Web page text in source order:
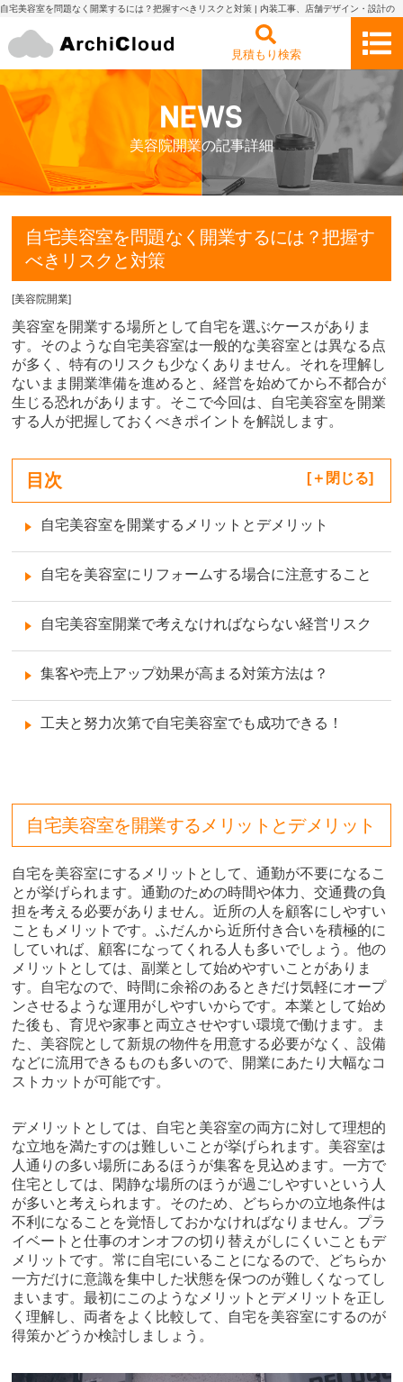
自宅美容室を問題なく開業するには？把握すべきリスクと対策 | 内装工事、店舗デザイン・設計の
見積もり検索
美容院開業の記事詳細
自宅美容室を問題なく開業するには？把握す
べきリスクと対策
[美容院開業]
美容室を開業する場所として自宅を選ぶケースがありま
す。そのような自宅美容室は一般的な美容室とは異なる点
が多く、特有のリスクも少なくありません。それを理解し
ないまま開業準備を進めると、経営を始めてから不都合が
生じる恐れがあります。そこで今回は、自宅美容室を開業
する人が把握しておくべきポイントを解説します。
目次 [ 閉じる]
自宅美容室を開業するメリットとデメリット
自宅を美容室にリフォームする場合に注意すること
自宅美容室開業で考えなければならない経営リスク
集客や売上アップ効果が高まる対策方法は？
工夫と努力次第で自宅美容室でも成功できる！
自宅美容室を開業するメリットとデメリット
自宅を美容室にするメリットとして、通勤が不要になるこ
とが挙げられます。通勤のための時間や体力、交通費の負
担を考える必要がありません。近所の人を顧客にしやすい
こともメリットです。ふだんから近所付き合いを積極的に
していれば、顧客になってくれる人も多いでしょう。他の
メリットとしては、副業として始めやすいことがありま
す。自宅なので、時間に余裕のあるときだけ気軽にオープ
ンさせるような運用がしやすいからです。本業として始め
た後も、育児や家事と両立させやすい環境で働けます。ま
た、美容院として新規の物件を用意する必要がなく、設備
などに流用できるものも多いので、開業にあたり大幅なコ
ストカットが可能です。
デメリットとしては、自宅と美容室の両方に対して理想的
な立地を満たすのは難しいことが挙げられます。美容室は
人通りの多い場所にあるほうが集客を見込めます。一方で
住宅としては、閑静な場所のほうが過ごしやすいという人
が多いと考えられます。そのため、どちらかの立地条件は
不利になることを覚悟しておかなければなりません。プラ
イベートと仕事のオンオフの切り替えがしにくいこともデ
メリットです。常に自宅にいることになるので、どちらか
一方だけに意識を集中した状態を保つのが難しくなってし
まいます。最初にこのようなメリットとデメリットを正し
く理解し、両者をよく比較して、自宅を美容室にするのが
得策かどうか検討しましょう。